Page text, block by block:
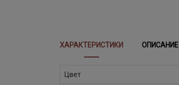
ХАРАКТЕРИСТИКИ ОПИСАНИЕ
Цвет